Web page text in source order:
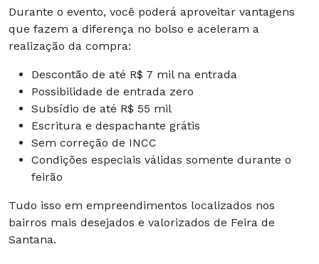
Durante o evento, você poderá aproveitar vantagens
que fazem a diferença no bolso e aceleram a
realização da compra:
Descontão de até R$ 7 mil na entrada
Possibilidade de entrada zero
Subsídio de até R$ 55 mil
Escritura e despachante grátis
Sem correção de INCC
Condições especiais válidas somente durante o
feirão
Tudo isso em empreendimentos localizados nos
bairros mais desejados e valorizados de Feira de
Santana.